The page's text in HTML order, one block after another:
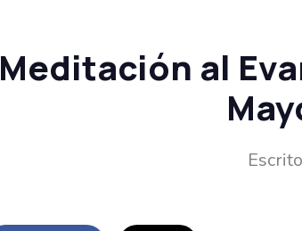
Meditación al